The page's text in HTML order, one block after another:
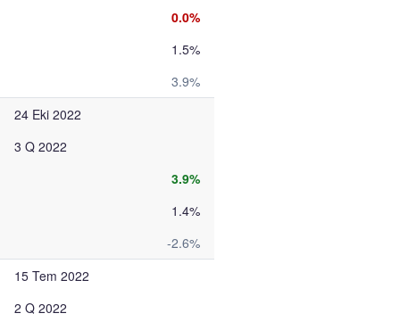
0.0%
1.5%
3.9%
24 Eki 2022
3 Q 2022
3.9%
1.4%
-2.6%
15 Tem 2022
2 Q 2022